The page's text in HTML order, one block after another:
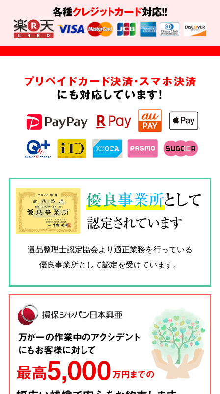
各種クレジットカード対応!!
プリペイドカード決済・スマホ決済
にも対応しています!
優良事業所として
認定されています
遺品整理士認定協会より適正業務を行っている
優良事業所として認定を受けています。